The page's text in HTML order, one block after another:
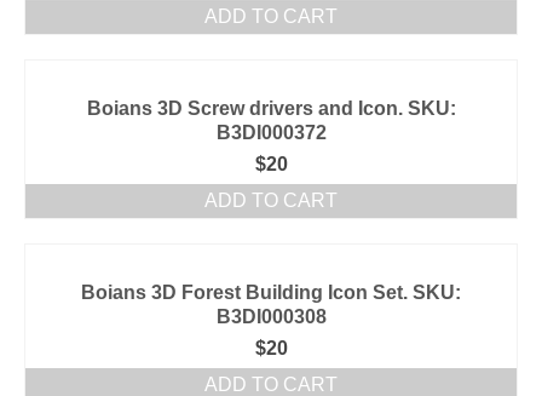
ADD TO CART
Boians 3D Screw drivers and Icon. SKU:
B3DI000372
$20
ADD TO CART
Boians 3D Forest Building Icon Set. SKU:
B3DI000308
$20
ADD TO CART